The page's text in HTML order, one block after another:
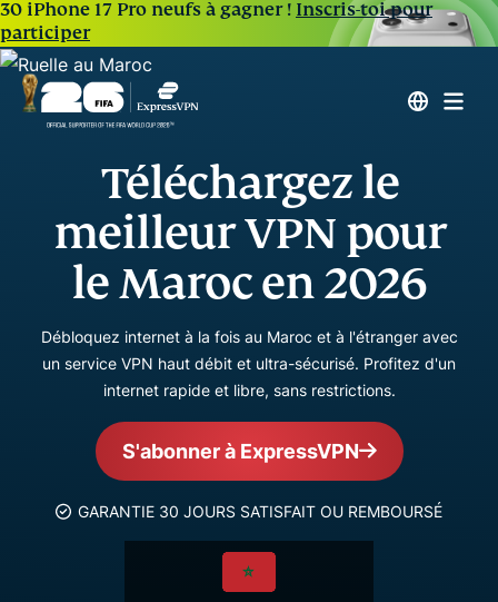
30 iPhone 17 Pro neufs à gagner ! Inscris-toi pour
participer
Téléchargez le
meilleur VPN pour
le Maroc en 2026
Débloquez internet à la fois au Maroc et à l'étranger avec
un service VPN haut débit et ultra-sécurisé. Profitez d'un
internet rapide et libre, sans restrictions.
S'abonner à ExpressVPN
GARANTIE 30 JOURS SATISFAIT OU REMBOURSÉ